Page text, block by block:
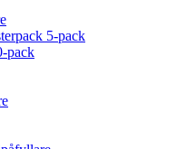
5-pack
pack